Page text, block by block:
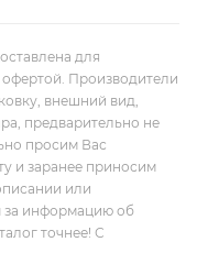
для
Производители
внешний вид,
предварительно не
просим Вас
и заранее приносим
или
за информацию об
точнее! С